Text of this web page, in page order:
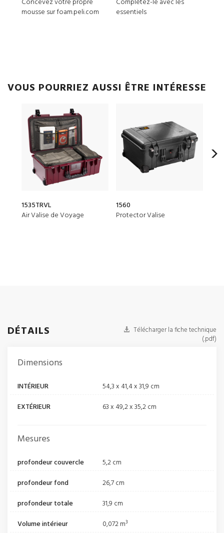
Concevez votre propre
mousse sur foam.peli.com
Complétez-le avec les
essentiels
VOUS POURRIEZ AUSSI ÊTRE INTÉRESSE
1535TRVL
Air Valise de Voyage
1560
Protector Valise
DÉTAILS
Télécharger la fiche technique
(.pdf)
Dimensions
INTÉRIEUR
54,3 x 41,4 x 31,9 cm
EXTÉRIEUR
63 x 49,2 x 35,2 cm
Mesures
profondeur couvercle
5,2 cm
profondeur fond
26,7 cm
profondeur totale
31,9 cm
Volume intérieur
0,072 m³